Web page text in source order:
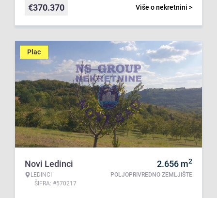
Više o nekretnini >
€370.370
Plac
Novi Ledinci
LEDINCI
ŠIFRA: #570217
2.656 m2
POLJOPRIVREDNO ZEMLJIŠTE